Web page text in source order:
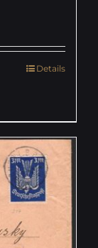
Details